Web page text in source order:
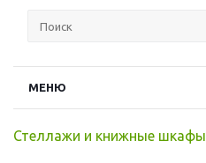
МЕНЮ
Стеллажи и книжные шкафы